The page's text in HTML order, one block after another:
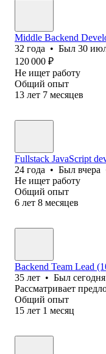
Middle Backend
32 года • Был 30
120 000 ₽
Не ищет работу
Общий опыт
13 лет 7 месяцев
Fullstack JavaScript
24 года • Был вчера
Не ищет работу
Общий опыт
6 лет 8 месяцев
Backend Team Lead
35 лет • Был сегодня
Рассматривает
Общий опыт
15 лет 1 месяц